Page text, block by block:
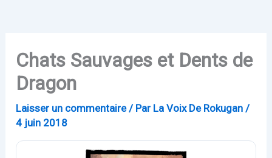
Chats Sauvages et Dents de
Dragon
Laisser un commentaire / Par La Voix De Rokugan /
4 juin 2018